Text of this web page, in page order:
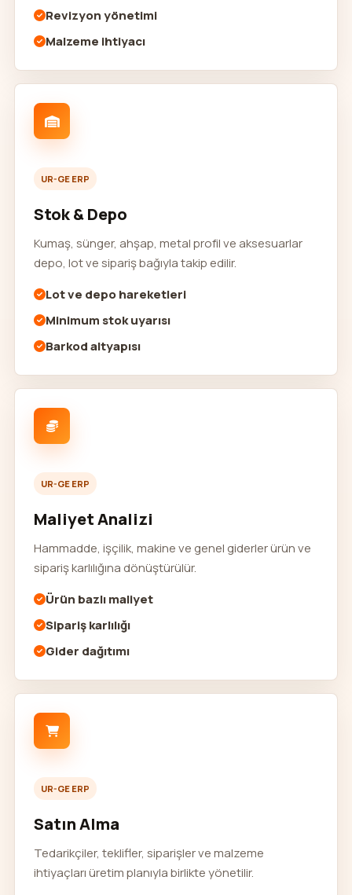
Revizyon yönetimi
Malzeme ihtiyacı
UR-GE ERP
Stok & Depo
Kumaş, sünger, ahşap, metal profil ve aksesuarlar
depo, lot ve sipariş bağıyla takip edilir.
Lot ve depo hareketleri
Minimum stok uyarısı
Barkod altyapısı
UR-GE ERP
Maliyet Analizi
Hammadde, işçilik, makine ve genel giderler ürün ve
sipariş karlılığına dönüştürülür.
Ürün bazlı maliyet
Sipariş karlılığı
Gider dağıtımı
UR-GE ERP
Satın Alma
Tedarikçiler, teklifler, siparişler ve malzeme
ihtiyaçları üretim planıyla birlikte yönetilir.